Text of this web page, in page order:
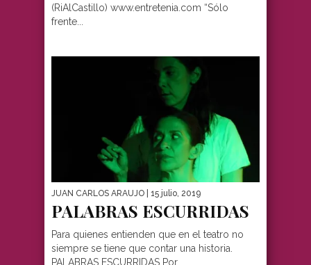
(RiAlCastillo) www.entretenia.com “Sólo
frente...
JUAN CARLOS ARAUJO | 15 julio, 2019
PALABRAS ESCURRIDAS
Para quienes entienden que en el teatro no
siempre se tiene que contar una historia.
PALABRAS ESCURRIDAS Por...